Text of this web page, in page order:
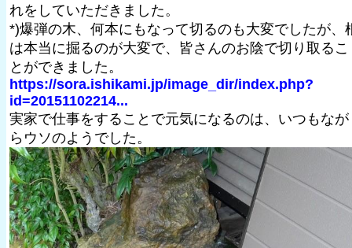
れをしていただきました。
*)爆弾の木、何本にもなって切るのも大変でしたが、
は本当に掘るのが大変で、皆さんのお陰で切り取るこ
とができました。
https://sora.ishikami.jp/image_dir/index.php?
id=20151102214...
実家で仕事をすることで元気になるのは、いつもなが
らウソのようでした。